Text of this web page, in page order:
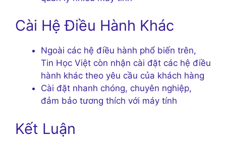
Cài Hệ Điều Hành Khác
Ngoài các hệ điều hành phổ biến trên,
Tin Học Việt còn nhận cài đặt các hệ điều
hành khác theo yêu cầu của khách hàng
Cài đặt nhanh chóng, chuyên nghiệp,
đảm bảo tương thích với máy tính
Kết Luận